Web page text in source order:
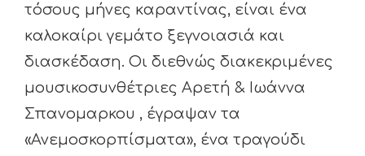
τόσους μήνες καραντίνας, είναι ένα
καλοκαίρι γεμάτο ξεγνοιασιά και
διασκέδαση. Οι διεθνώς διακεκριμένες
μουσικοσυνθέτριες Αρετή & Ιωάννα
Σπανομαρκου , έγραψαν τα
«Ανεμοσκορπίσματα», ένα τραγούδι